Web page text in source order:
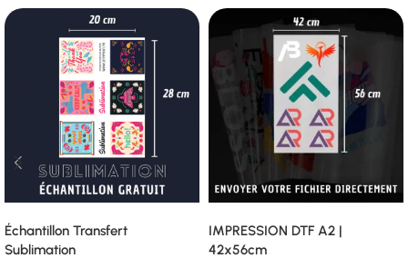
Échantillon Transfert
Sublimation
IMPRESSION DTF A2 |
42x56cm